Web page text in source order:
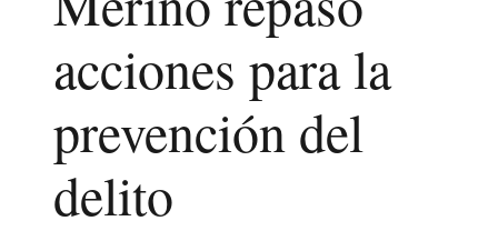
acciones para la
prevención del
delito